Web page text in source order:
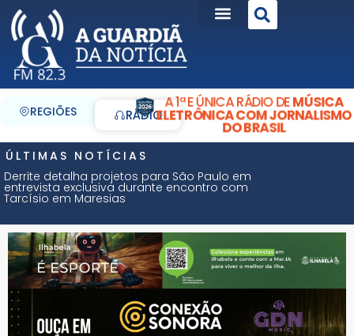
REGIÕES RÁDIO
A 1ª E ÚNICA RÁDIO DEMÚSICA
ELETRÔNICA COM JORNALISMO
DO BRASIL
ÚLTIMAS NOTÍCIAS
Derrite detalha projetos para São Paulo em
entrevista exclusiva durante encontro com
Tarcísio em Maresias